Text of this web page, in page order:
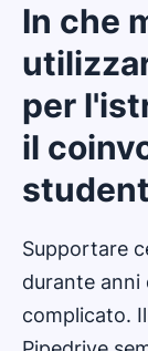
In che
per
il
Supportare
durante anni
complicato.